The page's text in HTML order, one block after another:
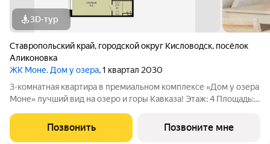
3D-тур
Ставропольский край, городской округ Кисловодск, посёлок
Аликоновка
ЖК Моне. Дом у озера, 1 квартал 2030
3-комнатная квартира в премиальном комплексе «Дом у озера
Моне» лучший вид на озеро и горы Кавказа! Этаж: 4 Площадь:
инвестиционном проекте федерального застройщика
ЮгСтройИнвест. Локация экологически
Позвонить Позвоните мне